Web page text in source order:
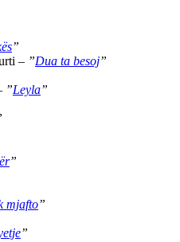
”
– ”Dua ta besoj”
”Leyla”
”
mjafto”
”